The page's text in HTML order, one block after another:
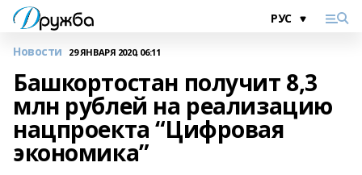
Новости 29 ЯНВАРЯ 2020, 06:11
Башкортостан получит 8,3
млн рублей на реализацию
нацпроекта “Цифровая
экономика”